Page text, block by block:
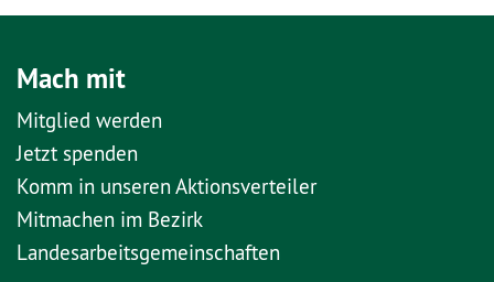
Mach mit
Mitglied werden
Jetzt spenden
Komm in unseren Aktionsverteiler
Mitmachen im Bezirk
Landesarbeitsgemeinschaften